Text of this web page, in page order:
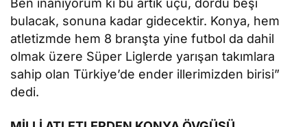
bulacak, sonuna kadar gidecektir. Konya, hem
atletizmde hem 8 branşta yine futbol da dahil
olmak üzere Süper Liglerde yarışan takımlara
sahip olan Türkiye’de ender illerimizden birisi”
dedi.